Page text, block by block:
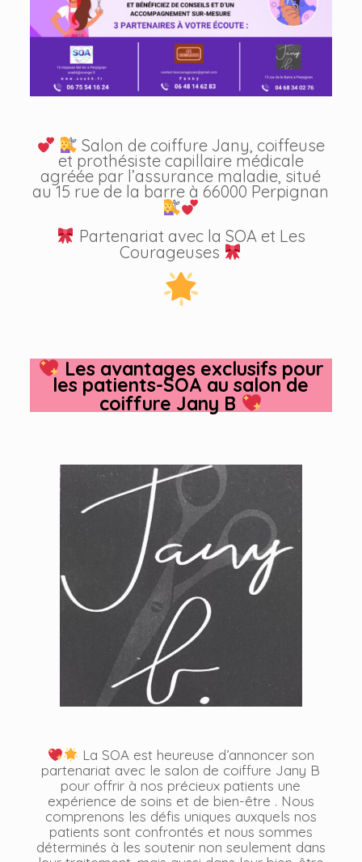
Salon de coiffure Jany, coiffeuse
et prothésiste capillaire médicale
agréée par l’assurance maladie, situé
au 15 rue de la barre à 66000 Perpignan
Partenariat avec la SOA et Les
Courageuses
Les avantages exclusifs pour
les patients-SOA au salon de
coiffure Jany B
La SOA est heureuse d’annoncer son
partenariat avec le salon de coiffure Jany B
pour offrir à nos précieux patients une
expérience de soins et de bien-être . Nous
comprenons les défis uniques auxquels nos
patients sont confrontés et nous sommes
déterminés à les soutenir non seulement dans